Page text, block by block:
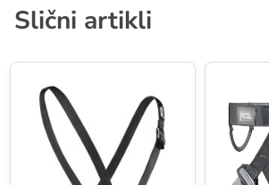
Slični artikli